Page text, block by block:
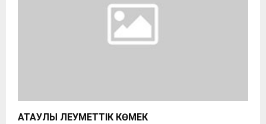
АТАУЛЫ ӘЛЕУМЕТТІК КӨМЕК